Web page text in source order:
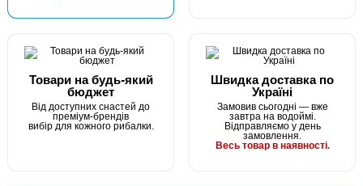
Товари на будь-який
бюджет
Від доступних снастей до
преміум-брендів
вибір для кожного рибалки.
Швидка доставка по
Україні
Замовив сьогодні — вже
завтра на водоймі.
Відправляємо у день
замовлення.
Весь товар в наявності.